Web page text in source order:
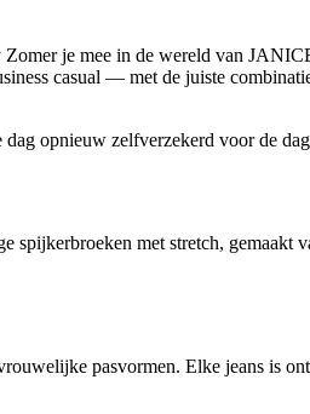
je mee in de wereld van
casual — met de juiste
dag opnieuw zelfverzekerd voor de
met stretch, gemaakt
pasvormen. Elke jeans is